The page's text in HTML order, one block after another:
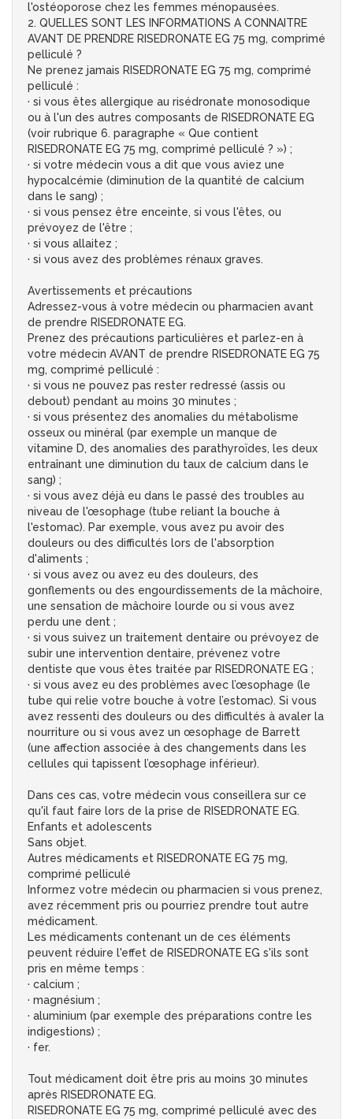
l'ostéoporose chez les femmes ménopausées.
2. QUELLES SONT LES INFORMATIONS A CONNAITRE
AVANT DE PRENDRE RISEDRONATE EG 75 mg, comprimé
pelliculé ?
Ne prenez jamais RISEDRONATE EG 75 mg, comprimé
pelliculé :
· si vous êtes allergique au risédronate monosodique
ou à l'un des autres composants de RISEDRONATE EG
(voir rubrique 6. paragraphe « Que contient
RISEDRONATE EG 75 mg, comprimé pelliculé ? ») ;
· si votre médecin vous a dit que vous aviez une
hypocalcémie (diminution de la quantité de calcium
dans le sang) ;
· si vous pensez être enceinte, si vous l'êtes, ou
prévoyez de l'être ;
· si vous allaitez ;
· si vous avez des problèmes rénaux graves.
Avertissements et précautions
Adressez-vous à votre médecin ou pharmacien avant
de prendre RISEDRONATE EG.
Prenez des précautions particulières et parlez-en à
votre médecin AVANT de prendre RISEDRONATE EG 75
mg, comprimé pelliculé :
· si vous ne pouvez pas rester redressé (assis ou
debout) pendant au moins 30 minutes ;
· si vous présentez des anomalies du métabolisme
osseux ou minéral (par exemple un manque de
vitamine D, des anomalies des parathyroïdes, les deux
entraînant une diminution du taux de calcium dans le
sang) ;
· si vous avez déjà eu dans le passé des troubles au
niveau de l'œsophage (tube reliant la bouche à
l'estomac). Par exemple, vous avez pu avoir des
douleurs ou des difficultés lors de l'absorption
d'aliments ;
· si vous avez ou avez eu des douleurs, des
gonflements ou des engourdissements de la mâchoire,
une sensation de mâchoire lourde ou si vous avez
perdu une dent ;
· si vous suivez un traitement dentaire ou prévoyez de
subir une intervention dentaire, prévenez votre
dentiste que vous êtes traitée par RISEDRONATE EG ;
· si vous avez eu des problèmes avec l’œsophage (le
tube qui relie votre bouche à votre l’estomac). Si vous
avez ressenti des douleurs ou des difficultés à avaler la
nourriture ou si vous avez un œsophage de Barrett
(une affection associée à des changements dans les
cellules qui tapissent l’œsophage inférieur).
Dans ces cas, votre médecin vous conseillera sur ce
qu'il faut faire lors de la prise de RISEDRONATE EG.
Enfants et adolescents
Sans objet.
Autres médicaments et RISEDRONATE EG 75 mg,
comprimé pelliculé
Informez votre médecin ou pharmacien si vous prenez,
avez récemment pris ou pourriez prendre tout autre
médicament.
Les médicaments contenant un de ces éléments
peuvent réduire l'effet de RISEDRONATE EG s'ils sont
pris en même temps :
· calcium ;
· magnésium ;
· aluminium (par exemple des préparations contre les
indigestions) ;
· fer.
Tout médicament doit être pris au moins 30 minutes
après RISEDRONATE EG.
RISEDRONATE EG 75 mg, comprimé pelliculé avec des